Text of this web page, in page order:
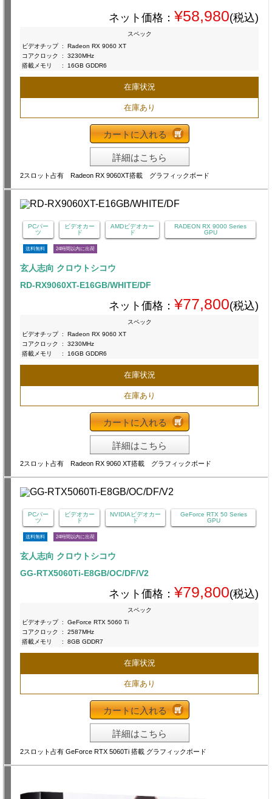
ネット価格： ¥58,980(税込)
スペック
ビデオチップ :
Radeon RX 9060 XT
コアクロック
:
3230MHz
搭載メモリ
: 16GB GDDR6
在庫状況
在庫あり
カートに入れる
詳細はこちら
2スロット占有 Radeon RX 9060XT搭載 グラフィックボード
PCパー
ツ
ビデオカー
ド
AMDビデオカー
ド
RADEON RX 9000 Series
GPU
送料無料 24時間以内に出荷
玄人志向 クロウトシコウ
RD-RX9060XT-E16GB/WHITE/DF
ネット価格： ¥77,800(税込)
スペック
ビデオチップ :
Radeon RX 9060 XT
コアクロック
:
3230MHz
搭載メモリ
: 16GB GDDR6
在庫状況
在庫あり
カートに入れる
詳細はこちら
2スロット占有 Radeon RX 9060 XT搭載 グラフィックボード
PCパー
ツ
ビデオカー
ド
NVIDIAビデオカー
ド
GeForce RTX 50 Series
GPU
送料無料 24時間以内に出荷
玄人志向 クロウトシコウ
GG-RTX5060Ti-E8GB/OC/DF/V2
ネット価格： ¥79,800(税込)
スペック
ビデオチップ :
GeForce RTX 5060 Ti
コアクロック
:
2587MHz
搭載メモリ
: 8GB GDDR7
在庫状況
在庫あり
カートに入れる
詳細はこちら
2スロット占有 GeForce RTX 5060Ti 搭載 グラフィックボード